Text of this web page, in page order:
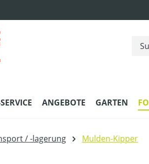
ANGEBOTE GARTEN
/ -lagerung Mulden-Kipper